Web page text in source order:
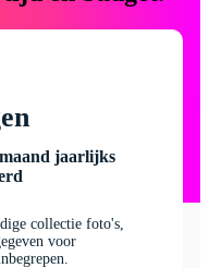
jaarlijks
collectie foto's,
voor